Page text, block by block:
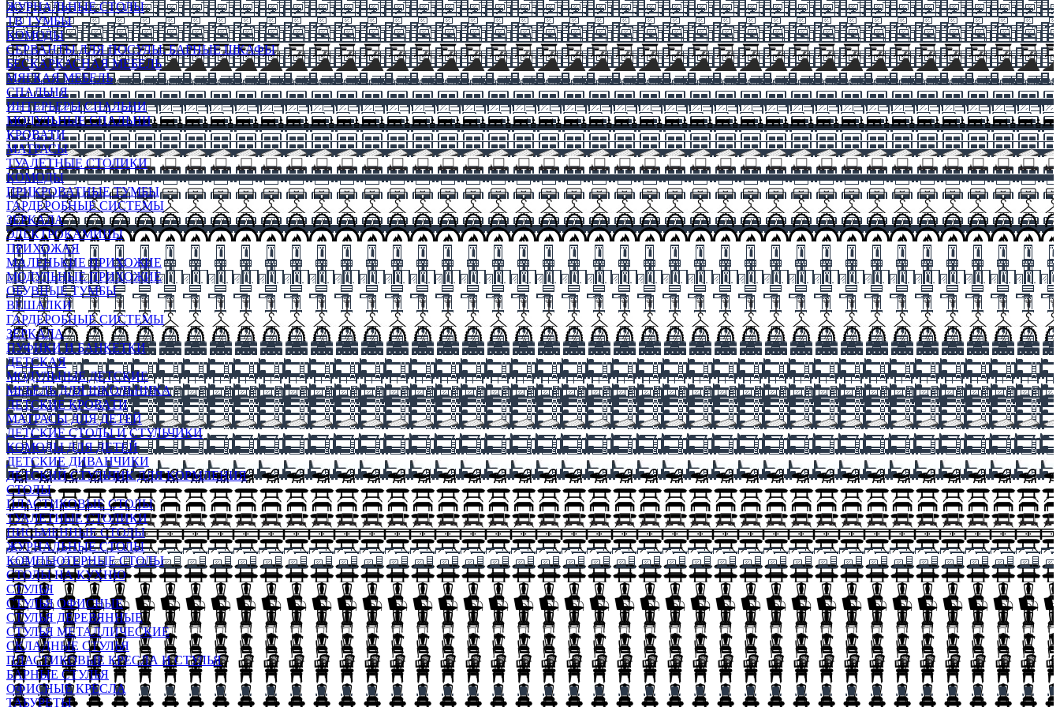
ЖУРНАЛЬНЫЕ СТОЛЫ
ТВ ТУМБЫ
КОМОДЫ
СЕРВАНТЫ ДЛЯ ПОСУДЫ, БАРНЫЕ ШКАФЫ
БЕСКАРКАСНАЯ МЕБЕЛЬ
МЯГКАЯ МЕБЕЛЬ
СПАЛЬНЯ
ИНТЕРЬЕРЫ СПАЛЬНИ
МОДУЛЬНЫЕ СПАЛЬНИ
КРОВАТИ
МАТРАСЫ
ТУАЛЕТНЫЕ СТОЛИКИ
КОМОДЫ
ПРИКРОВАТНЫЕ ТУМБЫ
ГАРДЕРОБНЫЕ СИСТЕМЫ
ЗЕРКАЛА
ЭЛЕКТРОКАМИНЫ
ПРИХОЖАЯ
МАЛЕНЬКИЕ ПРИХОЖИЕ
МОДУЛЬНЫЕ ПРИХОЖИЕ
ОБУВНЫЕ ТУМБЫ
ВЕШАЛКИ
ГАРДЕРОБНЫЕ СИСТЕМЫ
ЗЕРКАЛА
ПУФИКИ И БАНКЕТКИ
ДЕТСКАЯ
МОДУЛЬНЫЕ ДЕТСКИЕ
МЕБЕЛЬ ДЛЯ ШКОЛЬНИКА
ДЕТСКИЕ КРОВАТИ
МАТРАСЫ ДЛЯ ДЕТЕЙ
ДЕТСКИЕ СТОЛЫ И СТУЛЬЧИКИ
КОМОДЫ ДЛЯ ДЕТЕЙ
ДЕТСКИЕ ДИВАНЧИКИ
ДЕТСКИЙ СТУЛЬЧИК ДЛЯ КОРМЛЕНИЯ
СТОЛЫ
ПЛАСТИКОВЫЕ СТОЛЫ
ТУАЛЕТНЫЕ СТОЛИКИ
ПИСЬМЕННЫЕ СТОЛЫ
ЖУРНАЛЬНЫЕ СТОЛЫ
КОМПЬЮТЕРНЫЕ СТОЛЫ
СТОЛЫ НА КУХНЮ
СТУЛЬЯ
СТУЛЬЯ ОФИСНЫЕ
СТУЛЬЯ ДЕРЕВЯННЫЕ
СТУЛЬЯ МЕТАЛЛИЧЕСКИЕ
СКЛАДНЫЕ СТУЛЬЯ
ПЛАСТИКОВЫЕ КРЕСЛА И СТУЛЬЯ
БАРНЫЕ СТУЛЬЯ
ОФИСНЫЕ КРЕСЛА
ТАБУРЕТЫ